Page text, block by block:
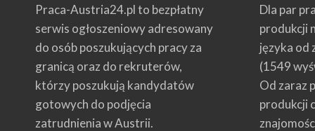
Praca-Austria24.pl to bezpłatny
serwis ogłoszeniowy adresowany
do osób poszukujących pracy za
granicą oraz do rekruterów,
którzy poszukują kandydatów
gotowych do podjęcia
zatrudnienia w Austrii.
Dla par
produkcji
języka od
(1549
Od zaraz
produkcji